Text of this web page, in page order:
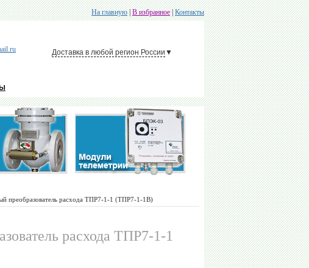
На главную|В избранное|Контакты
Доставка в любой регион России ▼
преобразователь расхода ТПР7-1-1 (ТПР7-1-1B)
расхода ТПР7-1-1